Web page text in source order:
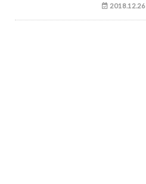
2018.12.26